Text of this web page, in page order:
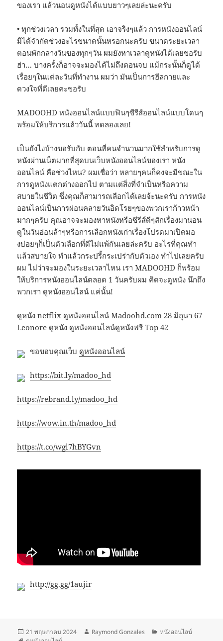
ของเรา แล้วนอนดูหนังได้แบบยาวๆเลยล่ะนะครับ
• ทุกช่วงเวลา รวมทั้งในที่สุด เอาจริงๆแล้ว การหนังออนไลน์
มิได้จำกัดช่วงอะไรขนาดนั้นหรอกนะครับ ขนาดระยะเวลา
ตอนพักกลางวันของทุกๆวัน ผมยังหาเวลาดูหนังได้เลยขอรับ
ฮ่า… บางครั้งก็อาจจะมองได้ไม่ถึงตอนจบ แม้กระนั้นก็ดูได้
เรื่อยๆในแต่ละวันที่ทำงาน ผมว่า มันเป็นการฮีลกายและ
ดวงใจที่ดีเลยคะขอรับ
MADOOHD หนังออนไลน์แบบฟินๆซีรีส์ออนไลน์แบบโดนๆ
พร้อมให้บริการแล้ววันนี้ ทดลองเลย!
เป็นยังไงบ้างขอรับกับ ตอนที่คนจำนวนมากใช้สำหรับการดู
หนังผ่านเน็ตมากที่สุดบนเว็บหนังออนไลน์ของเรา หนัง
ออนไลน์ คือช่วงไหน? ผมเชื่อว่า หลายๆคนก็คงจะมีขณะใน
การดูหนังแตกต่างออกไป ตามแต่สิ่งที่จำเป็นหรือความ
สบายในชีวิต ซึ่งคุณก็สามารถเลือกได้เลยจ้ะนะครับ การหนัง
ออนไลน์เป็นการผ่อนคลายวันอิดโรยๆของพวกเราก้าวหน้า
มากๆครับ คุณอาจจะมองหาหนังหรือซีรีส์ดีๆสักเรื่องมานอน
ดูในวันอ่อนล้าๆหรือการเลือกหนังเก่าเรื่องโปรดมาเปิดมอ
งบ่อยๆก็เป็นตัวเลือกที่ดีไม่แพ้กันเลยล่ะครับ อะไรที่คุณทำ
แล้วสบายใจ ทำแล้วกระปรี้กระเปร่ากับตัวเอง ทำไปเลยครับ
ผม ไม่ว่าจะมองในระยะเวลาไหน เรา MADOOHD ก็พร้อม
ให้บริการหนังออนไลน์ตลอด 1 วันครับผม คิดจะดูหนัง นึกถึง
พวกเรา ดูหนังออนไลน์ แค่นั้น!
ดูหนัง netflix ดูหนังออนไลน์ Madoohd.com 28 มิถุนา 67
Leonore ดูหนัง ดูหนังออนไลน์ดูหนังฟรี Top 42
ขอขอบคุณเว็บ ดูหนังออนไลน์
https://bit.ly/madoo_hd
https://rebrand.ly/madoo_hd
https://wow.in.th/madoo_hd
https://t.co/wgl7hBYGvn
http://gg.gg/1aujir
เขียน
21 พฤษภาคม 2024
ผู้
Raymond Gonzales
หมวด
หนังออนไลน์